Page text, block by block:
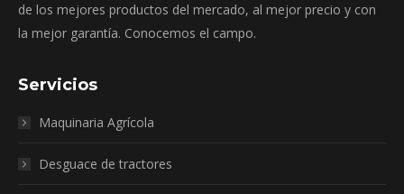
de los mejores productos del mercado, al mejor precio y con
la mejor garantía. Conocemos el campo.
Servicios
Maquinaria Agrícola
Desguace de tractores